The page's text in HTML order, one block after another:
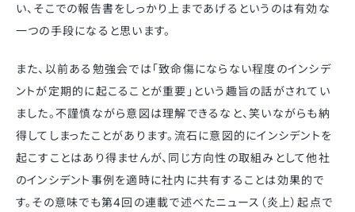
い、そこでの報告書をしっかり上まであげるというのは有効な
一つの手段になると思います。
また、以前ある勉強会では「致命傷にならない程度のインシデ
ントが定期的に起こることが重要」という趣旨の話がされてい
ました。不謹慎ながら意図は理解できるなと、笑いながらも納
得してしまったことがあります。流石に意図的にインシデントを
起こすことはあり得ませんが、同じ方向性の取組みとして他社
のインシデント事例を適時に社内に共有することは効果的で
す。その意味でも第4回の連載で述べたニュース（炎上）起点で